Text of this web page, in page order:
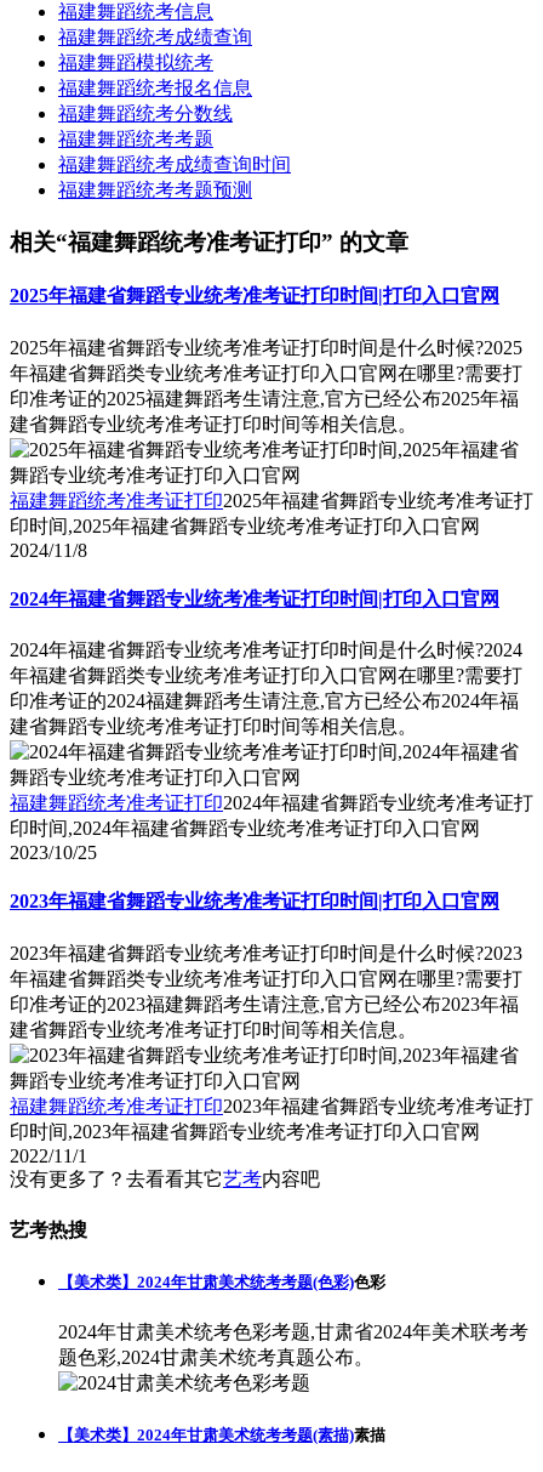
福建舞蹈统考信息
福建舞蹈统考成绩查询
福建舞蹈模拟统考
福建舞蹈统考报名信息
福建舞蹈统考分数线
福建舞蹈统考考题
福建舞蹈统考成绩查询时间
福建舞蹈统考考题预测
相关“福建舞蹈统考准考证打印” 的文章
2025年福建省舞蹈专业统考准考证打印时间|打印入口官网
2025年福建省舞蹈专业统考准考证打印时间是什么时候?2025
年福建省舞蹈类专业统考准考证打印入口官网在哪里?需要打
印准考证的2025福建舞蹈考生请注意,官方已经公布2025年福
建省舞蹈专业统考准考证打印时间等相关信息。
福建舞蹈统考准考证打印2025年福建省舞蹈专业统考准考证打
印时间,2025年福建省舞蹈专业统考准考证打印入口官网
2024/11/8
2024年福建省舞蹈专业统考准考证打印时间|打印入口官网
2024年福建省舞蹈专业统考准考证打印时间是什么时候?2024
年福建省舞蹈类专业统考准考证打印入口官网在哪里?需要打
印准考证的2024福建舞蹈考生请注意,官方已经公布2024年福
建省舞蹈专业统考准考证打印时间等相关信息。
福建舞蹈统考准考证打印2024年福建省舞蹈专业统考准考证打
印时间,2024年福建省舞蹈专业统考准考证打印入口官网
2023/10/25
2023年福建省舞蹈专业统考准考证打印时间|打印入口官网
2023年福建省舞蹈专业统考准考证打印时间是什么时候?2023
年福建省舞蹈类专业统考准考证打印入口官网在哪里?需要打
印准考证的2023福建舞蹈考生请注意,官方已经公布2023年福
建省舞蹈专业统考准考证打印时间等相关信息。
福建舞蹈统考准考证打印2023年福建省舞蹈专业统考准考证打
印时间,2023年福建省舞蹈专业统考准考证打印入口官网
2022/11/1
没有更多了？去看看其它艺考内容吧
艺考热搜
【美术类】2024年甘肃美术统考考题(色彩)色彩
2024年甘肃美术统考色彩考题,甘肃省2024年美术联考考
题色彩,2024甘肃美术统考真题公布。
【美术类】2024年甘肃美术统考考题(素描)素描